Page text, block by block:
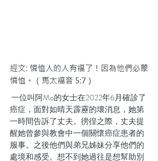
經文: 憐恤人的人有福了！因為他們必蒙
憐恤。（馬太福音 5:7）
一位叫阿Mo的女士在2022年6月確診了
癌症，面對如晴天霹靂的壞消息，她第
一時間告訴了丈夫。徬徨之際，丈夫提
醒她曾參與教會中一個關懷癌症患者的
服事。之後他們與弟兄姊妹分享他們的
處境和感受。想不到她過往是想幫助別